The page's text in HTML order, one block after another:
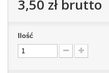
3,50 złbrutto
Ilość